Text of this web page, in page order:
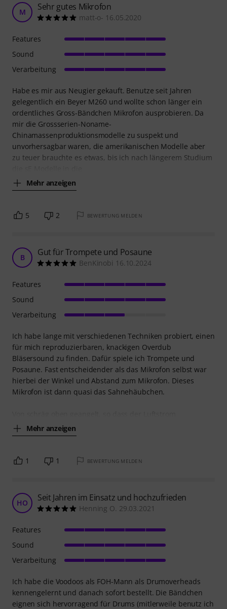
M Sehr gutes Mikrofon
matt-o- 16.05.2020
Habe es mir aus Neugier gekauft. Benutze seit Jahren
gelegentlich ein Beyer M260 und wollte schon länger ein
ordentliches Gross-Bändchen Mikrofon ausprobieren. Da
mir die Grossserien-Noname-
Chinamassenproduktionsmodelle zu suspekt und
unvorhersagbar waren, die amerikanischen Modelle aber
zu teuer brauchte es etwas, bis ich nach längerem Studium
Mehr anzeigen
Features
Sound
Verarbeitung
5 2 BEWERTUNG MELDEN
B Gut für Trompete und Posaune
BenKinobi 16.10.2024
Ich habe lange mit verschiedenen Techniken probiert, einen
für mich reproduzierbaren, knackigen Overdub
Bläsersound zu finden. Dafür spiele ich Trompete und
Posaune. Fast entscheidender als das Mikrofon selbst war
hierbei der Winkel und Abstand zum Mikrofon. Dieses
Mikrofon ist dann quasi das Sahnehäubchen.
Mehr anzeigen
Features
Sound
Verarbeitung
1 1 BEWERTUNG MELDEN
HO Seit Jahren im Einsatz und hochzufrieden
Henning O. 29.03.2021
Ich habe die Voodoos als FOH-Mann als Drumoverheads
kennengelernt und danach sofort bestellt. Die Bändchen
eignen sich hervorragend für Drums (mitlerweile benutz ich
Features
Sound
Verarbeitung